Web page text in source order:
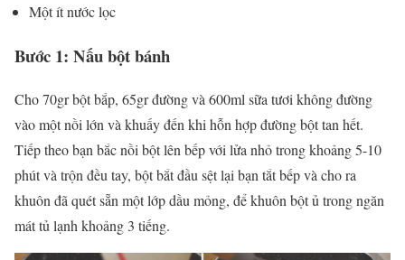
Một ít nước lọc
Bước 1: Nấu bột bánh
Cho 70gr bột bắp, 65gr đường và 600ml sữa tươi không đường
vào một nồi lớn và khuấy đến khi hỗn hợp đường bột tan hết.
Tiếp theo bạn bắc nồi bột lên bếp với lửa nhỏ trong khoảng 5-10
phút và trộn đều tay, bột bắt đầu sệt lại bạn tắt bếp và cho ra
khuôn đã quét sẵn một lớp dầu mỏng, để khuôn bột ủ trong ngăn
mát tủ lạnh khoảng 3 tiếng.